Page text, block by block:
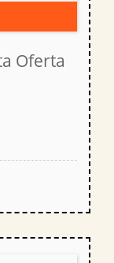
Oferta